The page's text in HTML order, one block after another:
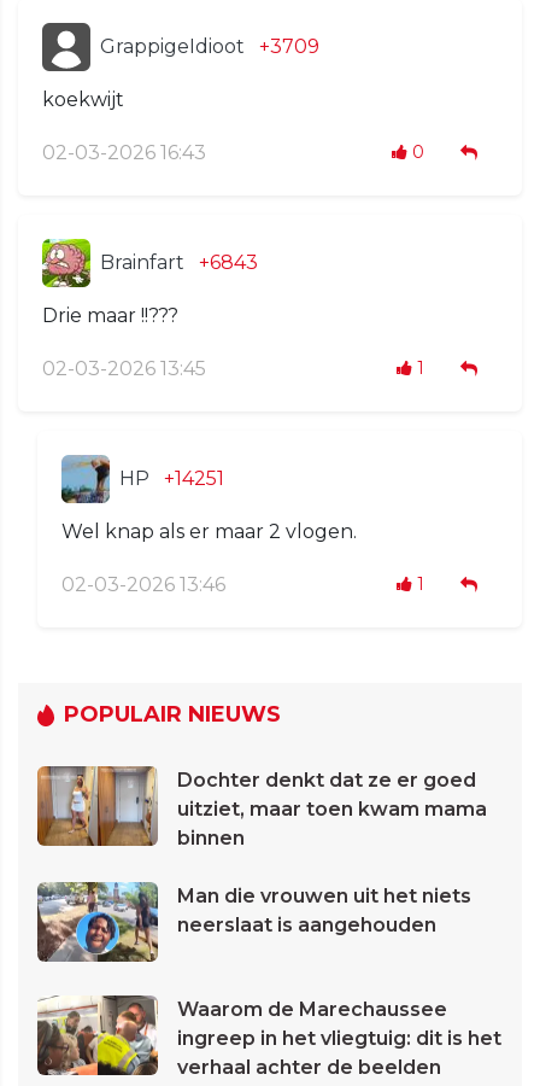
GrappigeIdioot +3709
koekwijt
02-03-2026 16:43 0
Brainfart +6843
Drie maar !!???
02-03-2026 13:45 1
HP +14251
Wel knap als er maar 2 vlogen.
02-03-2026 13:46 1
POPULAIR NIEUWS
Dochter denkt dat ze er goed
uitziet, maar toen kwam mama
binnen
Man die vrouwen uit het niets
neerslaat is aangehouden
Waarom de Marechaussee
ingreep in het vliegtuig: dit is het
verhaal achter de beelden